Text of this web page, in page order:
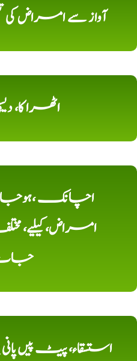
آواز سے امراض
اٹھرا کا،
اچانک
امراض، کیلیے،
استسقاء، پیٹ پیں